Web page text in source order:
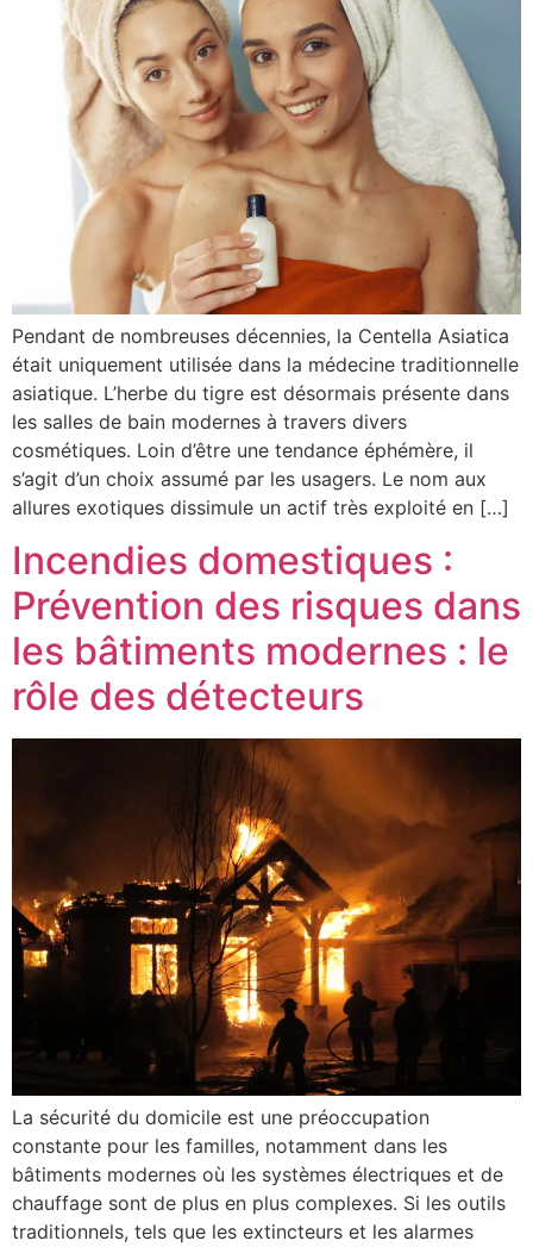
Pendant de nombreuses décennies, la Centella Asiatica
était uniquement utilisée dans la médecine traditionnelle
asiatique. L’herbe du tigre est désormais présente dans
les salles de bain modernes à travers divers
cosmétiques. Loin d’être une tendance éphémère, il
s’agit d’un choix assumé par les usagers. Le nom aux
allures exotiques dissimule un actif très exploité en […]
Incendies domestiques :
Prévention des risques dans
les bâtiments modernes : le
rôle des détecteurs
La sécurité du domicile est une préoccupation
constante pour les familles, notamment dans les
bâtiments modernes où les systèmes électriques et de
chauffage sont de plus en plus complexes. Si les outils
traditionnels, tels que les extincteurs et les alarmes